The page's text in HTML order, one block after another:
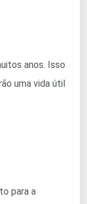
anos. Isso
uma vida útil
para a